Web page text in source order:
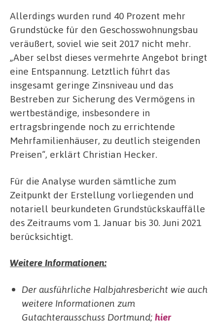
Allerdings wurden rund 40 Prozent mehr
Grundstücke für den Geschosswohnungsbau
veräußert, soviel wie seit 2017 nicht mehr.
„Aber selbst dieses vermehrte Angebot bringt
eine Entspannung. Letztlich führt das
insgesamt geringe Zinsniveau und das
Bestreben zur Sicherung des Vermögens in
wertbeständige, insbesondere in
ertragsbringende noch zu errichtende
Mehrfamilienhäuser, zu deutlich steigenden
Preisen“, erklärt Christian Hecker.
Für die Analyse wurden sämtliche zum
Zeitpunkt der Erstellung vorliegenden und
notariell beurkundeten Grundstückskauffälle
des Zeitraums vom 1. Januar bis 30. Juni 2021
berücksichtigt.
Weitere Informationen:
Der ausführliche Halbjahresbericht wie auch
weitere Informationen zum
Gutachterausschuss Dortmund;hier